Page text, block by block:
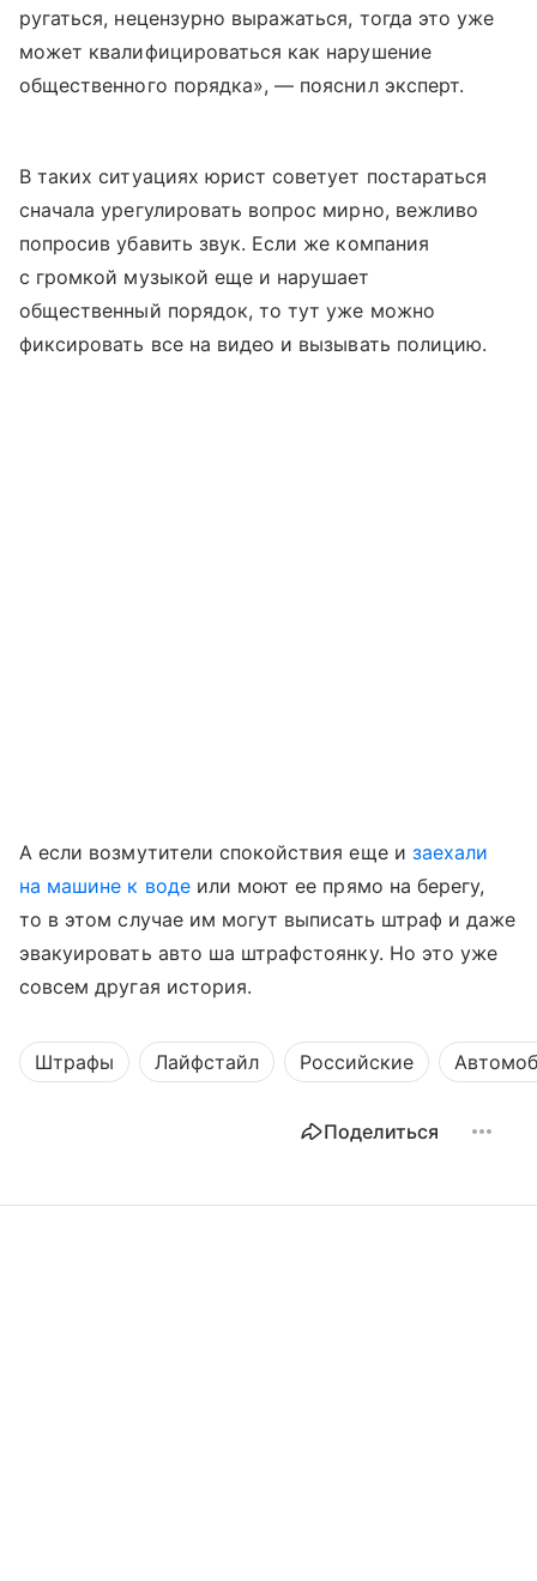
ругаться, нецензурно выражаться, тогда это уже
может квалифицироваться как нарушение
общественного порядка», — пояснил эксперт.
В таких ситуациях юрист советует постараться
сначала урегулировать вопрос мирно, вежливо
попросив убавить звук. Если же компания
с громкой музыкой еще и нарушает
общественный порядок, то тут уже можно
фиксировать все на видео и вызывать полицию.
А если возмутители спокойствия еще и заехали
на машине к водеили моют ее прямо на берегу,
то в этом случае им могут выписать штраф и даже
эвакуировать авто ша штрафстоянку. Но это уже
совсем другая история.
Штрафы Лайфстайл Российские
Поделиться